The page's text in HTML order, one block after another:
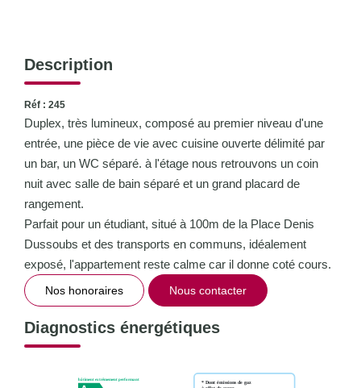
Description
Réf : 245
Duplex, très lumineux, composé au premier niveau d'une
entrée, une pièce de vie avec cuisine ouverte délimité par
un bar, un WC séparé. à l'étage nous retrouvons un coin
nuit avec salle de bain séparé et un grand placard de
rangement.
Parfait pour un étudiant, situé à 100m de la Place Denis
Dussoubs et des transports en communs, idéalement
exposé, l'appartement reste calme car il donne coté cours.
Nos honoraires Nous contacter
Diagnostics énergétiques